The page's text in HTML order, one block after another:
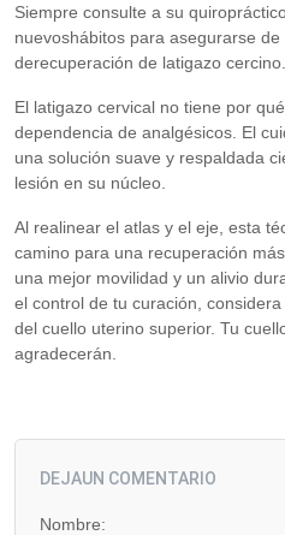
Siempre consulte a su
nuevoshábitos para asegurarse
derecuperación de latigazo cercino.
El latigazo cervical no tiene por
dependencia de analgésicos. El
una solución suave y respaldada
lesión en su núcleo.
Al realinear el atlas y el eje, esta
camino para una recuperación
una mejor movilidad y un alivio
el control de tu curación,
del cuello uterino superior. Tu
agradecerán.
DEJAUN COMENTARIO
Nombre: